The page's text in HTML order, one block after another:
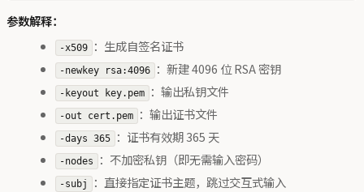
参数解释：
-x509 ：生成自签名证书
-newkey rsa:4096 ：新建 4096 位 RSA 密钥
-keyout key.pem ：输出私钥文件
-out cert.pem ：输出证书文件
-days 365 ：证书有效期 365 天
-nodes ：不加密私钥（即无需输入密码）
-subj ：直接指定证书主题，跳过交互式输入